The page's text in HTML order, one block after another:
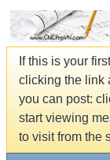
If this is your
clicking the link
you can post:
start viewing
to visit from the